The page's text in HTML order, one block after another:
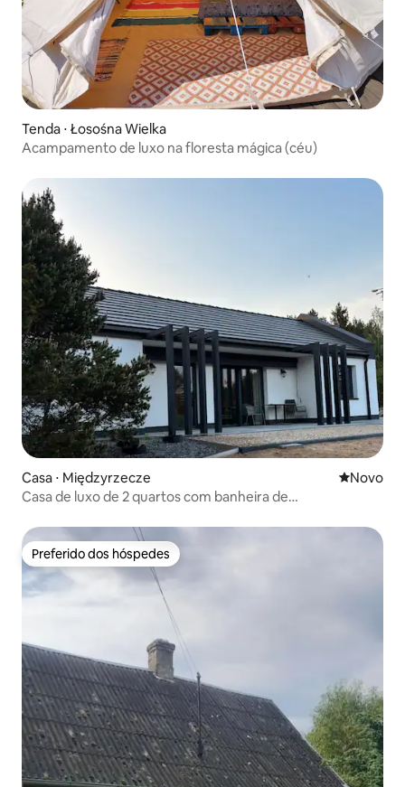
Tenda ⋅ Łosośna Wielka
Acampamento de luxo na floresta mágica (céu)
Casa ⋅ Międzyrzecze Novo
Novo
Casa de luxo de 2 quartos com banheira de
Preferido dos hóspedes
Preferido dos hóspedes